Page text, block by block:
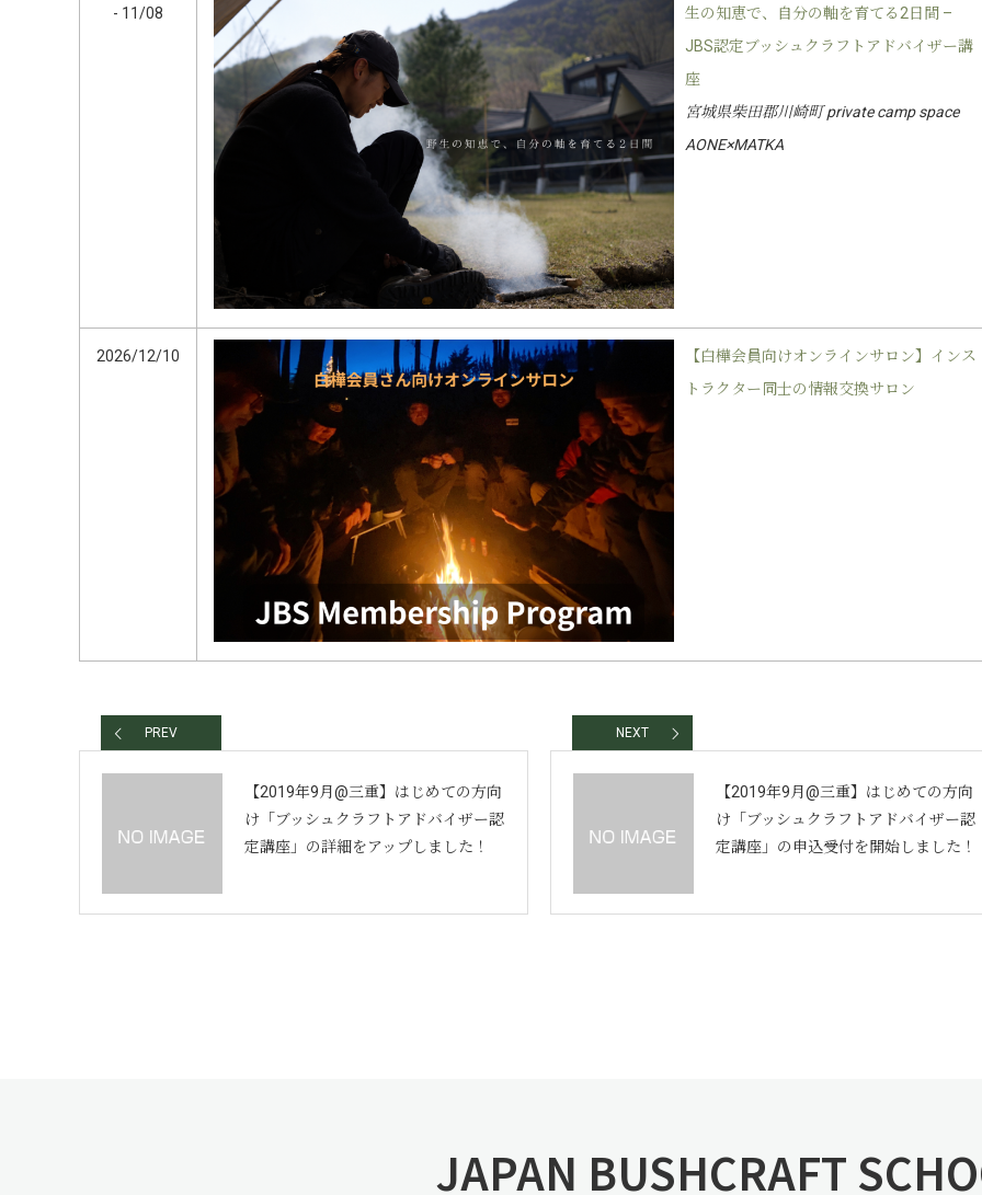
- 11/08
生の知恵で、自分の軸を育てる2日間 –
JBS認定ブッシュクラフトアドバイザー講
座
宮城県柴田郡川崎町 private camp space
AONE×MATKA
2026/12/10
【白樺会員向けオンラインサロン】インス
トラクター同士の情報交換サロン
PREV
【2019年9月@三重】はじめての方向
け「ブッシュクラフトアドバイザー認
定講座」の詳細をアップしました！
NEXT
【2019年9月@三重】はじめての方向
け「ブッシュクラフトアドバイザー認
定講座」の申込受付を開始しました！
JAPAN BUSHCRAFT